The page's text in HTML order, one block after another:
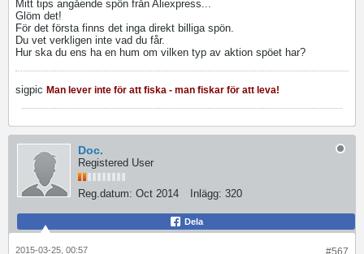
Mitt tips angående spön från Aliexpress...
Glöm det!
För det första finns det inga direkt billiga spön.
Du vet verkligen inte vad du får.
Hur ska du ens ha en hum om vilken typ av aktion spöet har?
sigpic Man lever inte för att fiska - man fiskar för att leva!
Doc.
Registered User
Reg.datum: Oct 2014 Inlägg: 320
Dela
#567
2015-03-25, 00:57